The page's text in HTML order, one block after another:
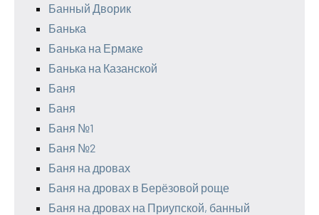
Банный Дворик
Банька
Банька на Ермаке
Банька на Казанской
Баня
Баня
Баня №1
Баня №2
Баня на дровах
Баня на дровах в Берёзовой роще
Баня на дровах на Приупской, банный